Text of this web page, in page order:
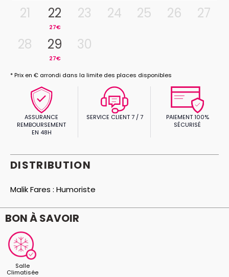
21 22
27€
23 24 25 26
27
28
29
27€
30
* Prix en € arrondi dans la limite des places disponibles
ASSURANCE
REMBOURSEMENT
EN 48H
SERVICE CLIENT 7 / 7
PAIEMENT 100%
SÉCURISÉ
DISTRIBUTION
Malik Fares : Humoriste
BON À SAVOIR
Salle
Climatisée